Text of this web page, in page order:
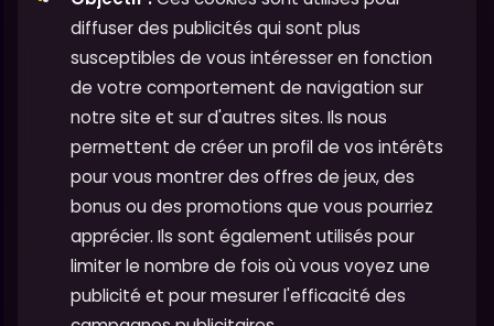
diffuser des publicités qui sont plus
susceptibles de vous intéresser en fonction
de votre comportement de navigation sur
notre site et sur d'autres sites. Ils nous
permettent de créer un profil de vos intérêts
pour vous montrer des offres de jeux, des
bonus ou des promotions que vous pourriez
apprécier. Ils sont également utilisés pour
limiter le nombre de fois où vous voyez une
publicité et pour mesurer l'efficacité des